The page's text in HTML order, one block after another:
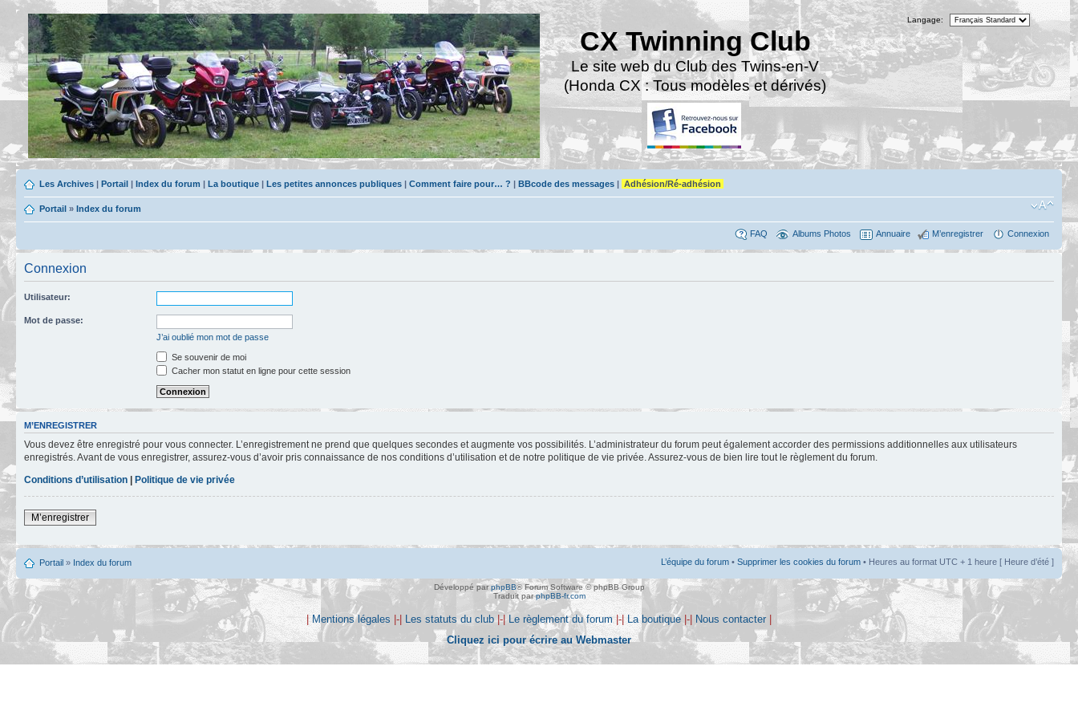
CX Twinning Club
Le site web du Club des Twins-en-V
(Honda CX : Tous modèles et dérivés)
Langage:
Les Archives | Portail | Index du forum | La boutique | Les petites annonces publiques | Comment faire pour… ? | BBcode des messages | Adhésion/Ré-adhésion
Portail » Index du forum
FAQ Albums Photos Annuaire M’enregistrer Connexion
Connexion
Utilisateur:
Mot de passe:
J’ai oublié mon mot de passe
Se souvenir de moi
Cacher mon statut en ligne pour cette session
M’ENREGISTRER
Vous devez être enregistré pour vous connecter. L’enregistrement ne prend que quelques secondes et augmente vos possibilités. L’administrateur du forum peut également accorder des permissions additionnelles aux utilisateurs
enregistrés. Avant de vous enregistrer, assurez-vous d’avoir pris connaissance de nos conditions d’utilisation et de notre politique de vie privée. Assurez-vous de bien lire tout le règlement du forum.
Conditions d’utilisation | Politique de vie privée
M’enregistrer
Portail » Index du forum L’équipe du forum • Supprimer les cookies du forum • Heures au format UTC + 1 heure [ Heure d’été ]
Développé parphpBB® Forum Software © phpBB Group
Traduit parphpBB-fr.com
| Mentions légales |-| Les statuts du club |-| Le règlement du forum |-| La boutique |-| Nous contacter |
Cliquez ici pour écrire au Webmaster